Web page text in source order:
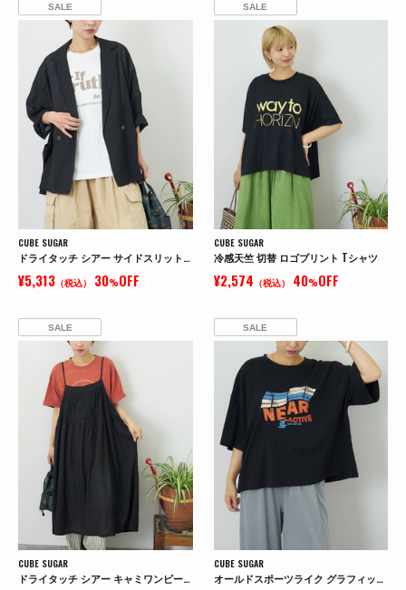
SALE
CUBE SUGAR
ドライタッチ シアー サイドスリット テーラード ジャケット
¥5,313 （税込） 30%OFF
SALE
CUBE SUGAR
冷感天竺 切替 ロゴプリント Tシャツ
¥2,574 （税込） 40%OFF
SALE
CUBE SUGAR
ドライタッチ シアー キャミワンピース
SALE
CUBE SUGAR
オールドスポーツライク グラフィックロゴ ワイド Tシャツ